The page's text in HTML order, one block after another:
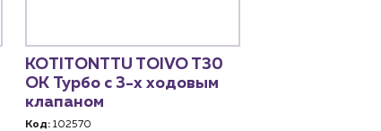
KOTITONTTU TOIVO T30
OK Турбо с 3-х ходовым
клапаном
Код: 102570